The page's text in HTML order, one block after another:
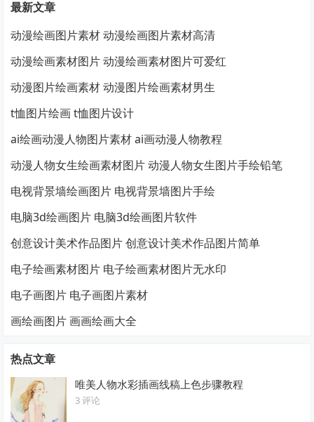
最新文章
动漫绘画图片素材 动漫绘画图片素材高清
动漫绘画素材图片 动漫绘画素材图片可爱红
动漫图片绘画素材 动漫图片绘画素材男生
t恤图片绘画 t恤图片设计
ai绘画动漫人物图片素材 ai画动漫人物教程
动漫人物女生绘画素材图片 动漫人物女生图片手绘铅笔
电视背景墙绘画图片 电视背景墙图片手绘
电脑3d绘画图片 电脑3d绘画图片软件
创意设计美术作品图片 创意设计美术作品图片简单
电子绘画素材图片 电子绘画素材图片无水印
电子画图片 电子画图片素材
画绘画图片 画画绘画大全
热点文章
唯美人物水彩插画线稿上色步骤教程
3 评论